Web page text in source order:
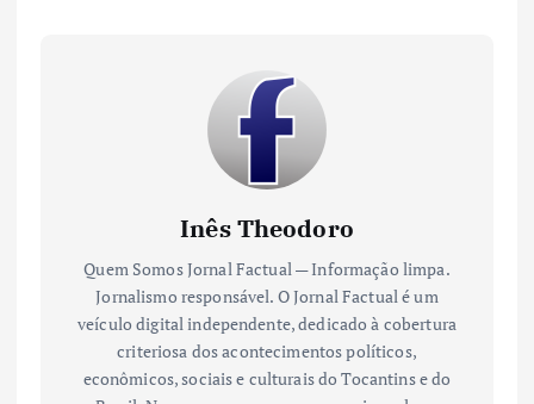
Inês Theodoro
Quem Somos Jornal Factual — Informação limpa.
Jornalismo responsável. O Jornal Factual é um
veículo digital independente, dedicado à cobertura
criteriosa dos acontecimentos políticos,
econômicos, sociais e culturais do Tocantins e do